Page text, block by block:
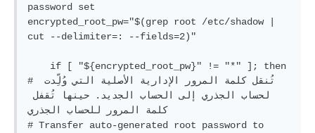
password set
encrypted_root_pw="$(grep root /etc/shadow |
cut --delimiter=: --fields=2) "
if [ "${encrypted_root_pw}" != "*" ]; then
# تُنقل كلمة المرور الإدارية الأصلية التي وُلِّدت
# Transfer auto-generated root password to